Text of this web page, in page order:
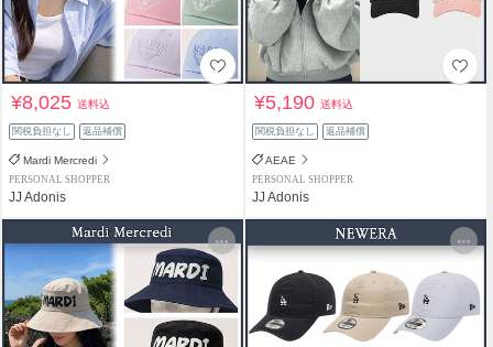
¥8,025送料込
関税負担なし 返品補償
Mardi Mercredi
PERSONAL SHOPPER
JJ Adonis
¥5,190送料込
関税負担なし 返品補償
AEAE
PERSONAL SHOPPER
JJ Adonis